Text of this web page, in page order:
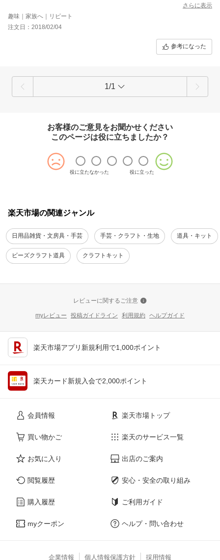
さらに表示
趣味｜家族へ｜リピート
注文日：2018/02/04
参考になった
1/1
お客様のご意見をお聞かせください
このページは役に立ちましたか？
役に立たなかった 役に立った
楽天市場の関連ジャンル
日用品雑貨・文房具・手芸 手芸・クラフト・生地 道具・キット
ビーズクラフト道具 クラフトキット
レビューに関するご注意
myレビュー 投稿ガイドライン 利用規約 ヘルプガイド
楽天市場アプリ新規利用で1,000ポイント
楽天カード新規入会で2,000ポイント
会員情報
買い物かご
お気に入り
閲覧履歴
購入履歴
myクーポン
楽天市場トップ
楽天のサービス一覧
出店のご案内
安心・安全の取り組み
ご利用ガイド
ヘルプ・問い合わせ
企業情報 個人情報保護方針 採用情報